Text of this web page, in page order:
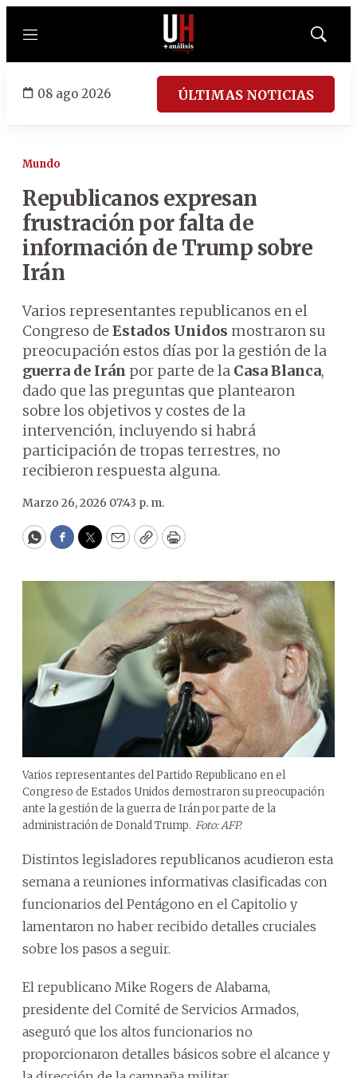
Menú
Mostrar
08 ago 2026 ÚLTIMAS NOTICIAS
Mundo
Republicanos expresan
frustración por falta de
información de Trump sobre
Irán
Varios representantes republicanos en el
Congreso de Estados Unidos mostraron su
preocupación estos días por la gestión de la
guerra de Irán por parte de la Casa Blanca,
dado que las preguntas que plantearon
sobre los objetivos y costes de la
intervención, incluyendo si habrá
participación de tropas terrestres, no
recibieron respuesta alguna.
Marzo 26, 2026 07:43 p. m.
WhatsApp
Facebook
Twitter
EmailCopyPrint
Varios representantes del Partido Republicano en el
Congreso de Estados Unidos demostraron su preocupación
ante la gestión de la guerra de Irán por parte de la
administración de Donald Trump. Foto: AFP.
Distintos legisladores republicanos acudieron esta
semana a reuniones informativas clasificadas con
funcionarios del Pentágono en el Capitolio y
lamentaron no haber recibido detalles cruciales
sobre los pasos a seguir.
El republicano Mike Rogers de Alabama,
presidente del Comité de Servicios Armados,
aseguró que los altos funcionarios no
proporcionaron detalles básicos sobre el alcance y